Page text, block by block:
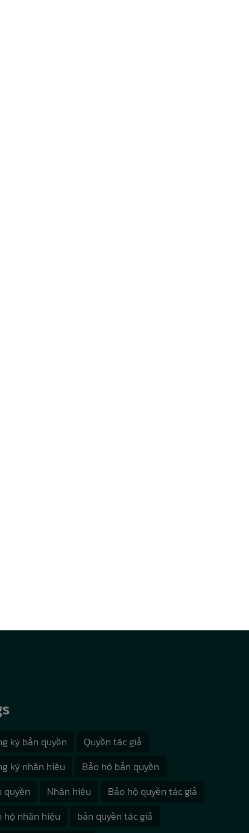
ký bản quyền
Quyền tác giả
ký nhãn hiệu
Bảo hộ bản quyền
quyền
Nhãn hiệu
Bảo hộ quyền tác giả
hộ nhãn hiệu
bản quyền tác giả